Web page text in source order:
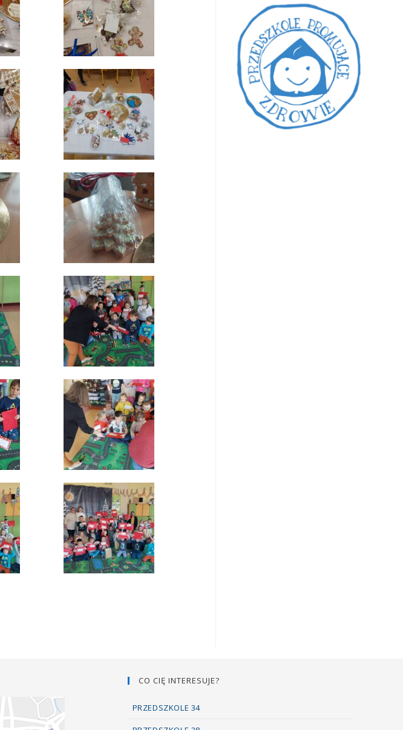
CO CIĘ INTERESUJE?
PRZEDSZKOLE 34